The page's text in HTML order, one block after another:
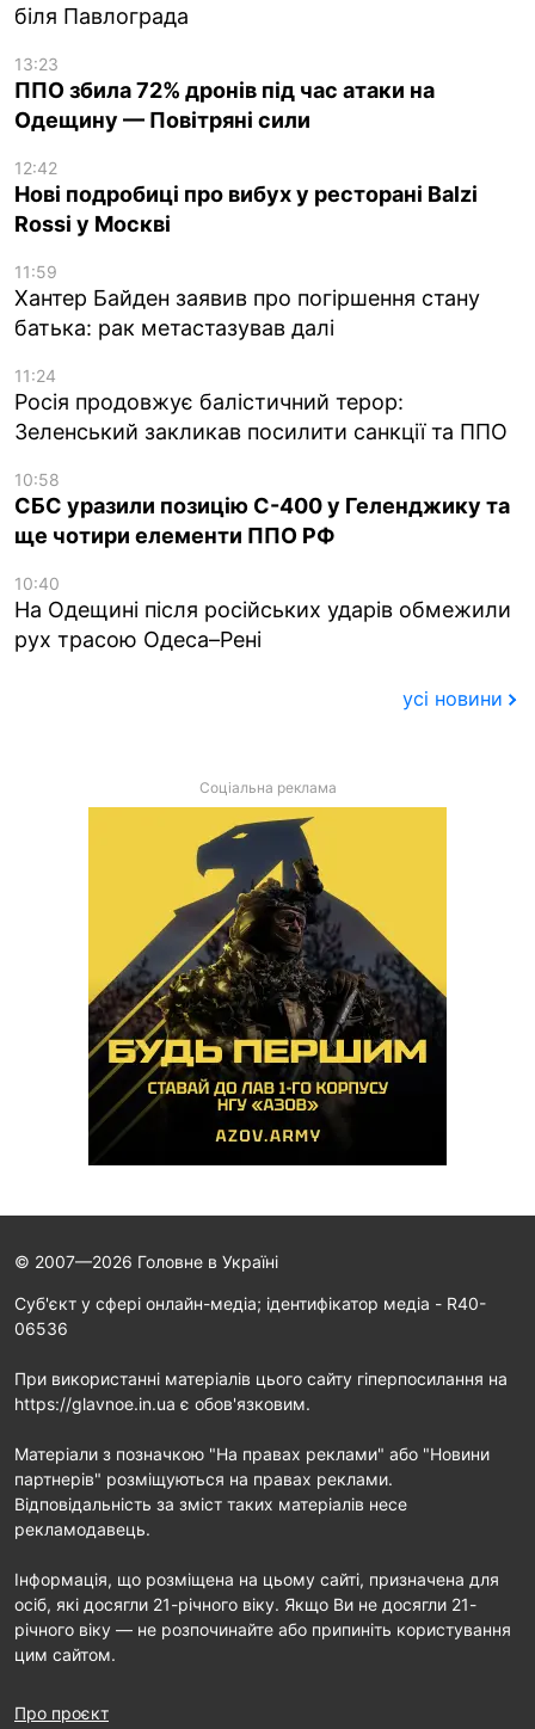
біля Павлограда
13:23
ППО збила 72% дронів під час атаки на
Одещину — Повітряні сили
12:42
Нові подробиці про вибух у ресторані Balzi
Rossi у Москві
11:59
Хантер Байден заявив про погіршення стану
батька: рак метастазував далі
11:24
Росія продовжує балістичний терор:
Зеленський закликав посилити санкції та ППО
10:58
СБС уразили позицію С-400 у Геленджику та
ще чотири елементи ППО РФ
10:40
На Одещині після російських ударів обмежили
рух трасою Одеса–Рені
усі новини
Соціальна реклама
© 2007—2026 Головне в Україні
Cуб'єкт у сфері онлайн-медіа; ідентифікатор медіа - R40-
06536
При використанні матеріалів цього сайту гіперпосилання на
https://glavnoe.in.ua є обов'язковим.
Матеріали з позначкою "На правах реклами" або "Новини
партнерів" розміщуються на правах реклами.
Відповідальність за зміст таких матеріалів несе
рекламодавець.
Інформація, що розміщена на цьому сайті, призначена для
осіб, які досягли 21-річного віку. Якщо Ви не досягли 21-
річного віку — не розпочинайте або припиніть користування
цим сайтом.
Про проєкт